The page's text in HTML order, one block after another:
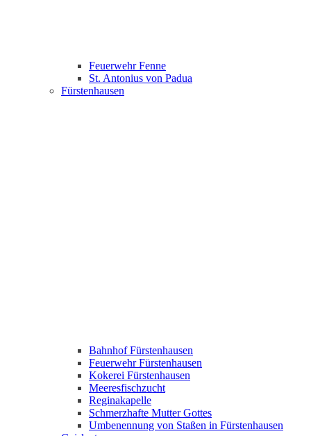
Feuerwehr Fenne
St. Antonius von Padua
Fürstenhausen
Bahnhof Fürstenhausen
Feuerwehr Fürstenhausen
Kokerei Fürstenhausen
Meeresfischzucht
Reginakapelle
Schmerzhafte Mutter Gottes
Umbenennung von Staßen in Fürstenhausen